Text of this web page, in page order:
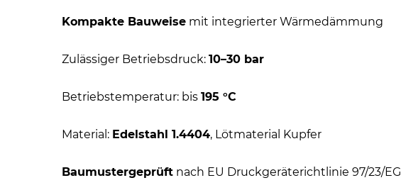
Kompakte Bauweise mit integrierter Wärmedämmung
Zulässiger Betriebsdruck: 10–30 bar
Betriebstemperatur: bis 195 °C
Material: Edelstahl 1.4404, Lötmaterial Kupfer
Baumustergeprüft nach EU Druckgeräterichtlinie 97/23/EG